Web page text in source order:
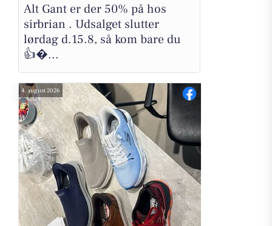
Alt Gant er der 50% på hos
sirbrian . Udsalget slutter
lørdag d.15.8, så kom bare du
👍�...
4. august 2026